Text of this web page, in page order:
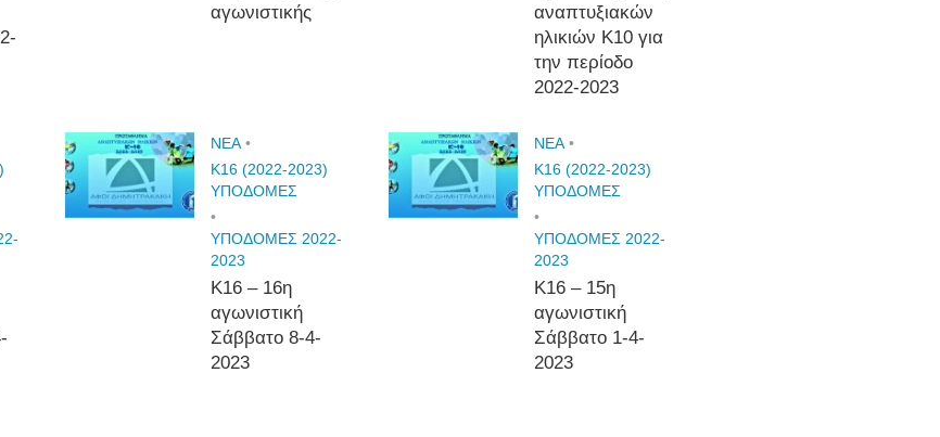
αγωνιστικής
αναπτυξιακών
ηλικιών Κ10 για
την περίοδο
2022-2023
NEA •
Κ16 (2022-2023)
ΥΠΟΔΟΜΕΣ
•
ΥΠΟΔΟΜΕΣ 2022-
2023
Κ16 – 16η
αγωνιστική
Σάββατο 8-4-
2023
NEA •
Κ16 (2022-2023)
ΥΠΟΔΟΜΕΣ
•
ΥΠΟΔΟΜΕΣ 2022-
2023
Κ16 – 15η
αγωνιστική
Σάββατο 1-4-
2023